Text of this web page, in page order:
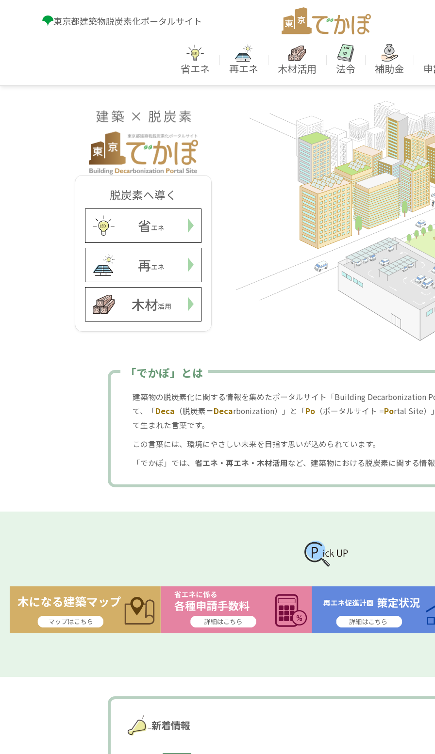
東京都建築物脱炭素化ポータルサイト
省エネ
｜
再エネ
｜
木材活用
｜
法令
｜
補助金
｜
脱炭素へ導く
省エネ
再エネ
木材活用
「でかぽ」とは
建築物の脱炭素化に関する情報を集めたポータルサイト「Building Decarbonization
て、「Deca （脱炭素＝Decarbonization）」と「Po（ポータルサイト =Portal Site）
て生まれた言葉です。
この言葉には、環境にやさしい未来を目指す思いが込められています。
「でかぽ」では、 省エネ・再エネ・木材活用など、建築物における脱炭素に関する情
スライド3/4を表示中
新着情報